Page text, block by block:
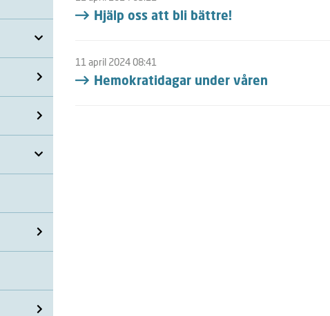
Hjälp oss att bli bättre!
11 april 2024 08:41
Hemokratidagar under våren